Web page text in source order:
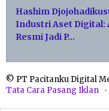
Hashim
Industri Aset Digital:
Resmi Jadi P…
© PT Pacitanku Digital
Tata Cara Pasang Iklan